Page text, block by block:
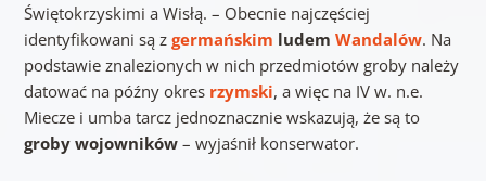
Świętokrzyskimi a Wisłą. – Obecnie najczęściej
identyfikowani są z germańskim ludem Wandalów. Na
podstawie znalezionych w nich przedmiotów groby należy
datować na późny okres rzymski, a więc na IV w. n.e.
Miecze i umba tarcz jednoznacznie wskazują, że są to
groby wojowników– wyjaśnił konserwator.